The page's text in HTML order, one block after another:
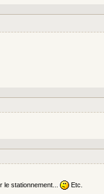
stationnement...
Etc.